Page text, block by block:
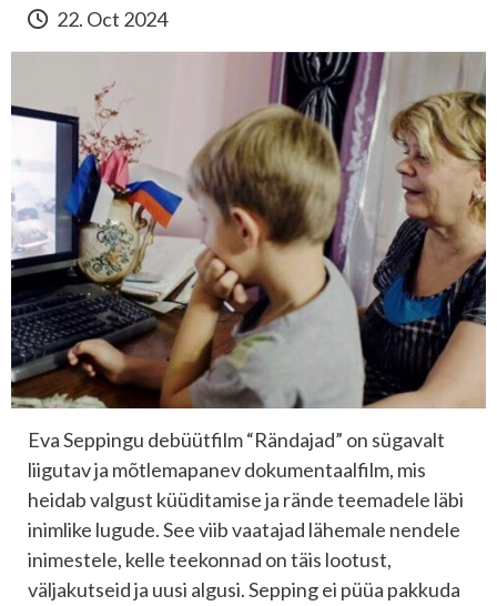
22. Oct 2024
Eva Seppingu debüütfilm “Rändajad” on sügavalt
liigutav ja mõtlemapanev dokumentaalfilm, mis
heidab valgust küüditamise ja rände teemadele läbi
inimlike lugude. See viib vaatajad lähemale nendele
inimestele, kelle teekonnad on täis lootust,
väljakutseid ja uusi algusi. Sepping ei püüa pakkuda